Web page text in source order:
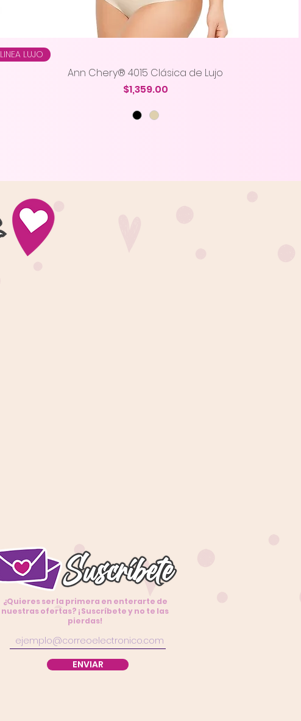
LINEA LUJO
Ann Chery® 4015 Clásica de Lujo
Precio
$1,359.00
¿Quieres ser la primera en enterarte de
nuestras ofertas? ¡Suscríbete y no te las
pierdas!
ENVIAR